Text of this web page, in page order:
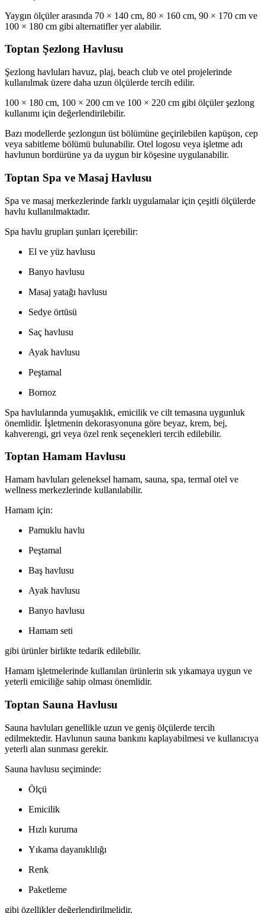
Yaygın ölçüler arasında 70 × 140 cm, 80 × 160 cm, 90 × 170 cm ve
100 × 180 cm gibi alternatifler yer alabilir.
Toptan Şezlong Havlusu
Şezlong havluları havuz, plaj, beach club ve otel projelerinde
kullanılmak üzere daha uzun ölçülerde tercih edilir.
100 × 180 cm, 100 × 200 cm ve 100 × 220 cm gibi ölçüler şezlong
kullanımı için değerlendirilebilir.
Bazı modellerde şezlongun üst bölümüne geçirilebilen kapüşon, cep
veya sabitleme bölümü bulunabilir. Otel logosu veya işletme adı
havlunun bordürüne ya da uygun bir köşesine uygulanabilir.
Toptan Spa ve Masaj Havlusu
Spa ve masaj merkezlerinde farklı uygulamalar için çeşitli ölçülerde
havlu kullanılmaktadır.
Spa havlu grupları şunları içerebilir:
El ve yüz havlusu
Banyo havlusu
Masaj yatağı havlusu
Sedye örtüsü
Saç havlusu
Ayak havlusu
Peştamal
Bornoz
Spa havlularında yumuşaklık, emicilik ve cilt temasına uygunluk
önemlidir. İşletmenin dekorasyonuna göre beyaz, krem, bej,
kahverengi, gri veya özel renk seçenekleri tercih edilebilir.
Toptan Hamam Havlusu
Hamam havluları geleneksel hamam, sauna, spa, termal otel ve
wellness merkezlerinde kullanılabilir.
Hamam için:
Pamuklu havlu
Peştamal
Baş havlusu
Ayak havlusu
Banyo havlusu
Hamam seti
gibi ürünler birlikte tedarik edilebilir.
Hamam işletmelerinde kullanılan ürünlerin sık yıkamaya uygun ve
yeterli emiciliğe sahip olması önemlidir.
Toptan Sauna Havlusu
Sauna havluları genellikle uzun ve geniş ölçülerde tercih
edilmektedir. Havlunun sauna bankını kaplayabilmesi ve kullanıcıya
yeterli alan sunması gerekir.
Sauna havlusu seçiminde:
Ölçü
Emicilik
Hızlı kuruma
Yıkama dayanıklılığı
Renk
Paketleme
gibi özellikler değerlendirilmelidir.